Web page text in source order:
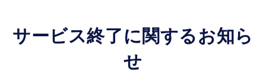
サービス終了に関するお知ら
せ